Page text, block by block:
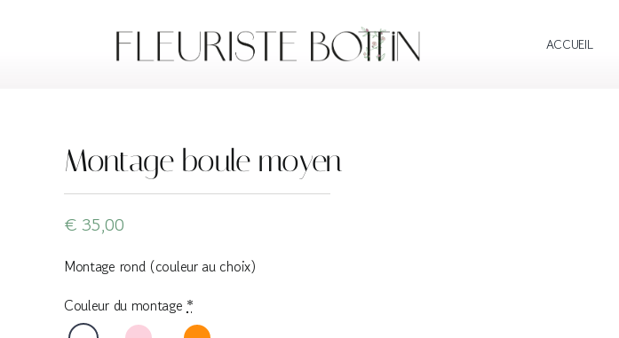
ACCUEIL
Montage boule moyen
€ 35,00
Montage rond (couleur au choix)
Couleur du montage *